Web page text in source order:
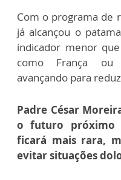
Com o programa de
já alcançou o
indicador menor
como França ou
avançando para
Padre César
o futuro próximo
ficará mais rara,
evitar situações